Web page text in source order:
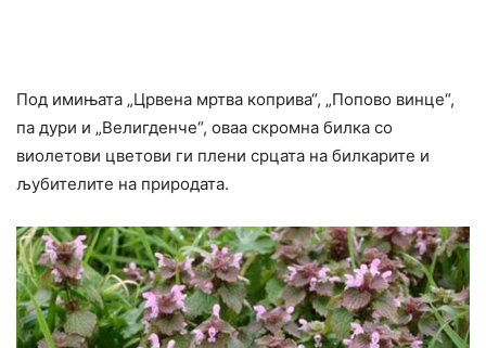
Под имињата „Црвена мртва коприва“, „Попово винце“,
па дури и „Велигденче“, оваа скромна билка со
виолетови цветови ги плени срцата на билкарите и
љубителите на природата.